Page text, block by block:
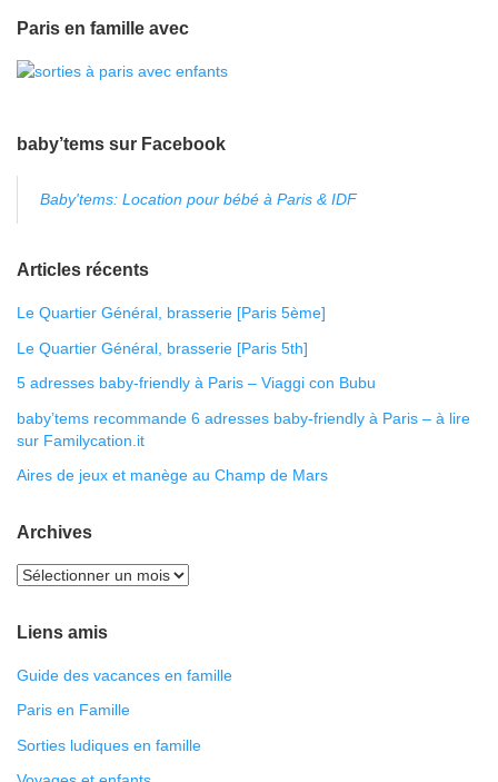
Paris en famille avec
baby’tems sur Facebook
Baby'tems: Location pour bébé à Paris & IDF
Articles récents
Le Quartier Général, brasserie [Paris 5ème]
Le Quartier Général, brasserie [Paris 5th]
5 adresses baby-friendly à Paris – Viaggi con Bubu
baby’tems recommande 6 adresses baby-friendly à Paris – à lire
sur Familycation.it
Aires de jeux et manège au Champ de Mars
Archives
Liens amis
Guide des vacances en famille
Paris en Famille
Sorties ludiques en famille